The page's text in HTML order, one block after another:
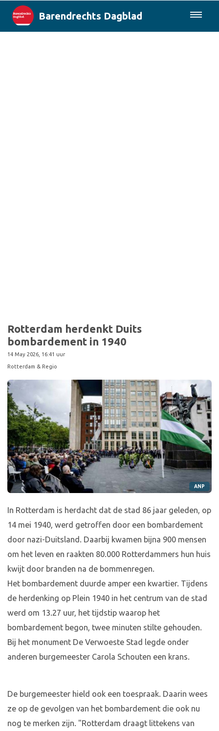
Barendrechts Dagblad
Rotterdam herdenkt Duits
bombardement in 1940
14 May 2026, 16:41 uur
Rotterdam & Regio
ANP
In Rotterdam is herdacht dat de stad 86 jaar geleden, op
14 mei 1940, werd getroffen door een bombardement
door nazi-Duitsland. Daarbij kwamen bijna 900 mensen
om het leven en raakten 80.000 Rotterdammers hun huis
kwijt door branden na de bommenregen.
Het bombardement duurde amper een kwartier. Tijdens
de herdenking op Plein 1940 in het centrum van de stad
werd om 13.27 uur, het tijdstip waarop het
bombardement begon, twee minuten stilte gehouden.
Bij het monument De Verwoeste Stad legde onder
anderen burgemeester Carola Schouten een krans.
De burgemeester hield ook een toespraak. Daarin wees
ze op de gevolgen van het bombardement die ook nu
nog te merken zijn. "Rotterdam draagt littekens van